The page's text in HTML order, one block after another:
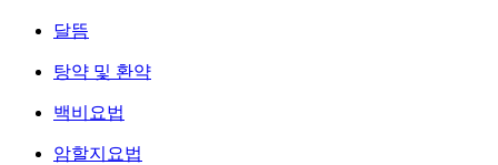
달뜸
탕약 및 환약
백비요법
암할지요법